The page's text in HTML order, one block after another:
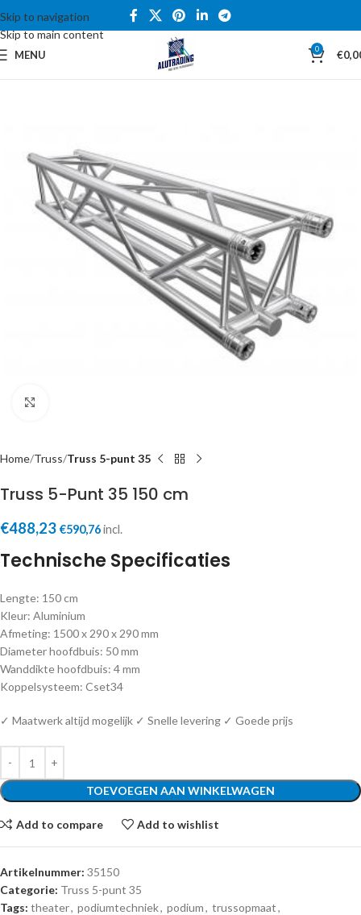
Skip to navigation
Skip to main content
MENU 0 €
Home Truss Truss 5-punt 35
Truss 5-Punt 35 150 cm
€488,23 €590,76incl.
Technische Specificaties
Lengte: 150 cm
Kleur: Aluminium
Afmeting: 1500 x 290 x 290 mm
Diameter hoofdbuis: 50 mm
Wanddikte hoofdbuis: 4 mm
Koppelsysteem: Cset34
✓ Maatwerk altijd mogelijk ✓ Snelle levering ✓ Goede prijs
TOEVOEGEN AAN WINKELWAGEN
Add to compare Add to wishlist
Artikelnummer: 35150
Categorie: Truss 5-punt 35
Tags: theater, podiumtechniek, podium, trussopmaat,